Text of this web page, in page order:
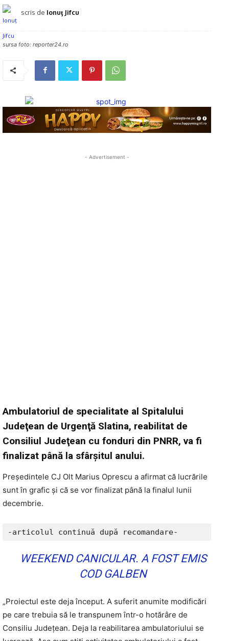
scris de Ionuţ Jifcu
sursa foto: reporter24.ro
- Advertisement -
Ambulatoriul de specialitate al Spitalului
Judeţean de Urgenţă Slatina, reabilitat de
Consiliul Judeţean cu fonduri din PNRR, va fi
finalizat până la sfârşitul anului.
Preşedintele CJ Olt Marius Oprescu a afirmat că lucrările
sunt în grafic şi că se vor finalizat până la finalul lunii
decembrie.
-articolul continuă după recomandare-
WEEKEND CANICULAR. A FOST EMIS
COD GALBEN
„Proiectul este deja început. A suferit anumite modificări
pe care trebuia să le transpunem într-o hotărâre de
Consiliu Județean. Deja la reabilitarea ambulatoriului se